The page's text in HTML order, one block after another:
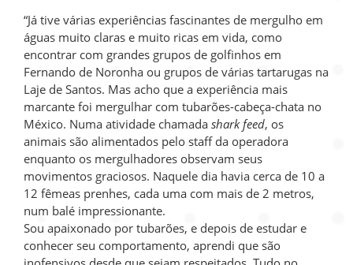
“Já tive várias experiências fascinantes de mergulho em
águas muito claras e muito ricas em vida, como
encontrar com grandes grupos de golfinhos em
Fernando de Noronha ou grupos de várias tartarugas na
Laje de Santos. Mas acho que a experiência mais
marcante foi mergulhar com tubarões-cabeça-chata no
México. Numa atividade chamadashark feed, os
animais são alimentados pelo staff da operadora
enquanto os mergulhadores observam seus
movimentos graciosos. Naquele dia havia cerca de 10 a
12 fêmeas prenhes, cada uma com mais de 2 metros,
num balé impressionante.
Sou apaixonado por tubarões, e depois de estudar e
conhecer seu comportamento, aprendi que são